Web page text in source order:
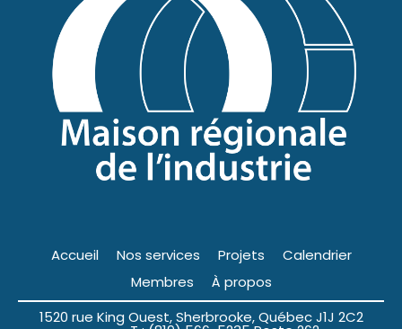
Accueil Nos services Projets
Calendrier
Membres
À propos
1520 rue King Ouest, Sherbrooke, Québec J1J 2C2